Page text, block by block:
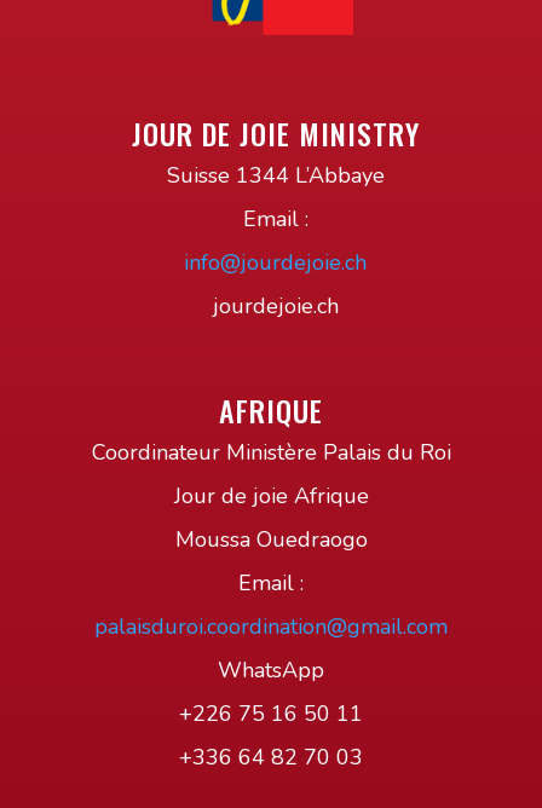
JOUR DE JOIE MINISTRY
Suisse 1344 L’Abbaye
Email :
info@jourdejoie.ch
jourdejoie.ch
AFRIQUE
Coordinateur Ministère Palais du Roi
Jour de joie Afrique
Moussa Ouedraogo
Email :
palaisduroi.coordination@gmail.com
WhatsApp
+226 75 16 50 11
+336 64 82 70 03